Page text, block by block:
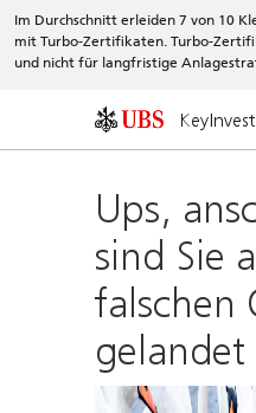
Im Durchschnitt erleiden 7 von 10
mit Turbo-Zertifikaten. Turbo-
und nicht für langfristige
KeyInvest
Ups,
sind Sie
falschen
gelandet